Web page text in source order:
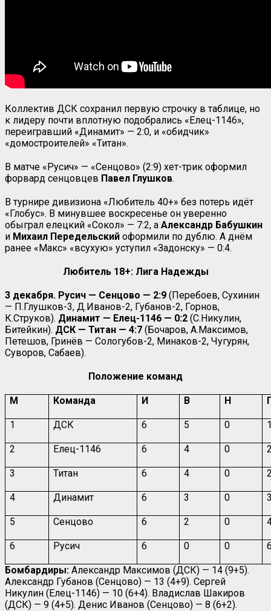
Коллектив ДСК сохранил первую строчку в таблице, но
к лидеру почти вплотную подобрались «Елец-1146»,
переигравший «Динамит» — 2:0, и «обидчик»
«домостроителей» «Титан».
В матче «Русич» — «Сенцово» (2:9) хет-трик оформил
форвард сенцовцев Павел Глушков.
В турнире дивизиона «Любитель 40+» без потерь идёт
«Глобус». В минувшее воскресенье он уверенно
обыграл елецкий «Сокол» — 7:2, а Александр Бабушкин
и Михаил Передельский оформили по дублю. А днём
ранее «Макс» «всухую» уступил «Задонску» — 0:4.
Любитель 18+: Лига Надежды
3 декабря. Русич — Сенцово — 2:9 (Перебоев, Сухинин
— П.Глушков-3, Д.Иванов-2, Губанов-2, Горнов,
К.Струков). Динамит — Елец-1146 — 0:2 (С.Никулин,
Битейкин). ДСК — Титан — 4:7 (Бочаров, А.Максимов,
Петешов, Гринёв — Сологубов-2, Минаков-2, Чугурян,
Суворов, Сабаев).
Положение команд
М Команда И В Н
1 ДСК 6 5 0
2 Елец-1146 6 4 0
3 Титан 6 4 0
4 Динамит 6 3 0
5 Сенцово 6 2 0
6 Русич 6 0 0
Бомбардиры: Александр Максимов (ДСК) — 14 (9+5).
Александр Губанов (Сенцово) — 13 (4+9). Сергей
Никулин (Елец-1146) — 10 (6+4). Владислав Шакиров
(ДСК) — 9 (4+5). Денис Иванов (Сенцово) — 8 (6+2).